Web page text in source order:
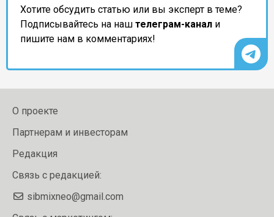
Хотите обсудить статью или вы эксперт в теме?
Подписывайтесь на наш телеграм-канал и
пишите нам в комментариях!
О проекте
Партнерам и инвесторам
Редакция
Связь с редакцией:
sibmixneo@gmail.com